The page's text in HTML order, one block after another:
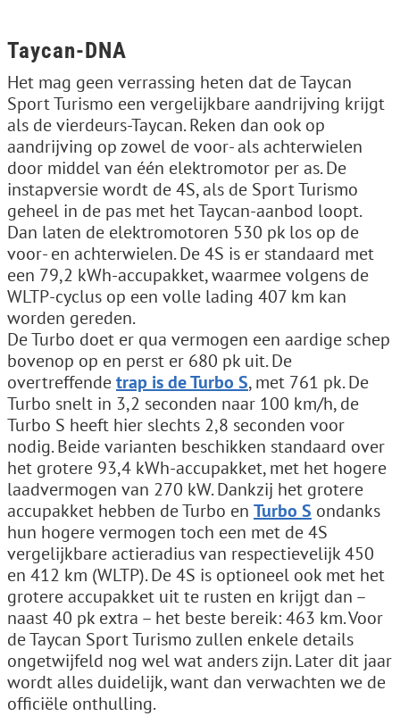
Taycan-DNA
Het mag geen verrassing heten dat de Taycan
Sport Turismo een vergelijkbare aandrijving krijgt
als de vierdeurs-Taycan. Reken dan ook op
aandrijving op zowel de voor- als achterwielen
door middel van één elektromotor per as. De
instapversie wordt de 4S, als de Sport Turismo
geheel in de pas met het Taycan-aanbod loopt.
Dan laten de elektromotoren 530 pk los op de
voor- en achterwielen. De 4S is er standaard met
een 79,2 kWh-accupakket, waarmee volgens de
WLTP-cyclus op een volle lading 407 km kan
worden gereden.
De Turbo doet er qua vermogen een aardige schep
bovenop op en perst er 680 pk uit. De
overtreffendetrap is de Turbo S, met 761 pk. De
Turbo snelt in 3,2 seconden naar 100 km/h, de
Turbo S heeft hier slechts 2,8 seconden voor
nodig. Beide varianten beschikken standaard over
het grotere 93,4 kWh-accupakket, met het hogere
laadvermogen van 270 kW. Dankzij het grotere
accupakket hebben de Turbo en Turbo S ondanks
hun hogere vermogen toch een met de 4S
vergelijkbare actieradius van respectievelijk 450
en 412 km (WLTP). De 4S is optioneel ook met het
grotere accupakket uit te rusten en krijgt dan –
naast 40 pk extra – het beste bereik: 463 km. Voor
de Taycan Sport Turismo zullen enkele details
ongetwijfeld nog wel wat anders zijn. Later dit jaar
wordt alles duidelijk, want dan verwachten we de
officiële onthulling.